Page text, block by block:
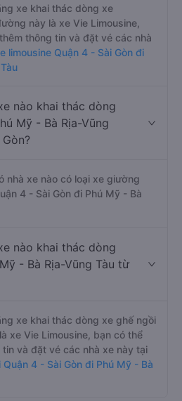
xe khai thác dòng xe
này là xe Vie Limousine,
thông tin và đặt vé các nhà
limousine Quận 4 - Sài Gòn đi
nào khai thác dòng
Mỹ - Bà Rịa-Vũng
nhà xe nào có loại xe giường
4 - Sài Gòn đi Phú Mỹ - Bà
nào khai thác dòng
- Bà Rịa-Vũng Tàu từ
xe khai thác dòng xe ghế ngồi
xe Vie Limousine, bạn có thể
và đặt vé các nhà xe này tại
Quận 4 - Sài Gòn đi Phú Mỹ - Bà